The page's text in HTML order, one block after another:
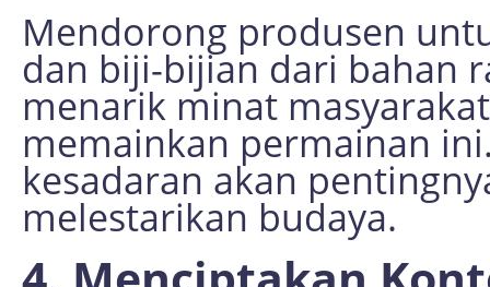
Mendorong produsen
dan biji-bijian dari bahan
menarik minat
memainkan permainan
kesadaran akan
melestarikan budaya.